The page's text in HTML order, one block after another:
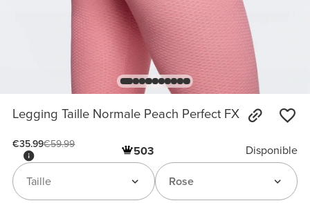
Legging Taille Normale Peach Perfect FX
€35.99€59.99
503 Disponible
Rose
Taille